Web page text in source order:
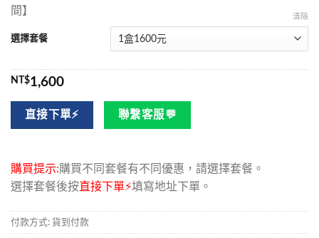
間】
選擇套餐
清除
NT$1,600
直接下單⚡ 聯繫客服💬
購買提示:購買不同套餐有不同優惠，請選擇套餐。
選擇套餐後按直接下單⚡填寫地址下單。
付款方式: 貨到付款